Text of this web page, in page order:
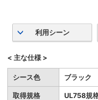
利用シーン
< 主な仕様 >
シース色 ブラック
取得規格 UL758規